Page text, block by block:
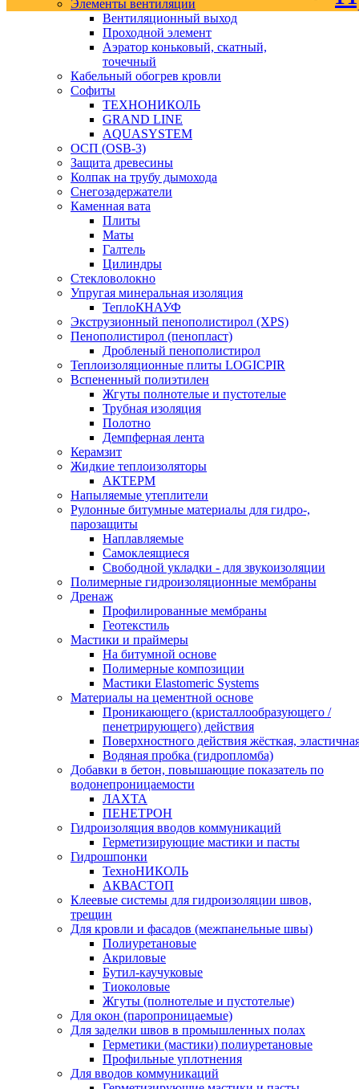
Элементы вентиляции
Вентиляционный выход
Проходной элемент
Аэратор коньковый, скатный,
точечный
Кабельный обогрев кровли
Софиты
ТЕХНОНИКОЛЬ
GRAND LINE
AQUASYSTEM
ОСП (OSB-3)
Защита древесины
Колпак на трубу дымохода
Снегозадержатели
Каменная вата
Плиты
Маты
Галтель
Цилиндры
Стекловолокно
Упругая минеральная изоляция
ТеплоКНАУФ
Экструзионный пенополистирол (XPS)
Пенополистирол (пенопласт)
Дробленый пенополистирол
Теплоизоляционные плиты LOGICPIR
Вспененный полиэтилен
Жгуты полнотелые и пустотелые
Трубная изоляция
Полотно
Демпферная лента
Керамзит
Жидкие теплоизоляторы
АКТЕРМ
Напыляемые утеплители
Рулонные битумные материалы для гидро-,
парозащиты
Наплавляемые
Самоклеящиеся
Свободной укладки - для звукоизоляции
Полимерные гидроизоляционные мембраны
Дренаж
Профилированные мембраны
Геотекстиль
Мастики и праймеры
На битумной основе
Полимерные композиции
Мастики Elastomeric Systems
Материалы на цементной основе
Проникающего (кристаллообразующего /
пенетрирующего) действия
Поверхностного действия жёсткая,
Водяная пробка (гидропломба)
Добавки в бетон, повышающие показатель по
водонепроницаемости
ЛАХТА
ПЕНЕТРОН
Гидроизоляция вводов коммуникаций
Герметизирующие мастики и пасты
Гидрошпонки
ТехноНИКОЛЬ
АКВАСТОП
Клеевые системы для гидроизоляции швов,
трещин
Для кровли и фасадов (межпанельные швы)
Полиуретановые
Акриловые
Бутил-каучуковые
Тиоколовые
Жгуты (полнотелые и пустотелые)
Для окон (паропроницаемые)
Для заделки швов в промышленных полах
Герметики (мастики) полиуретановые
Профильные уплотнения
Для вводов коммуникаций